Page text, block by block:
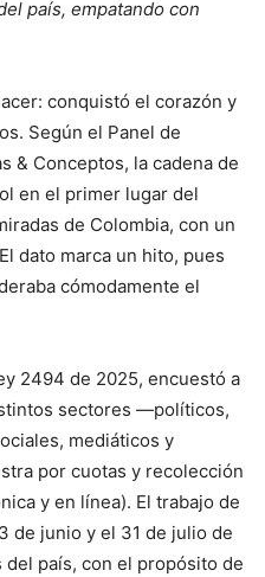
país, empatando con
conquistó el corazón y
Según el Panel de
& Conceptos, la cadena de
en el primer lugar del
de Colombia, con un
dato marca un hito, pues
cómodamente el
2494 de 2025, encuestó a
sectores —políticos,
mediáticos y
por cuotas y recolección
y en línea). El trabajo de
de junio y el 31 de julio de
del país, con el propósito de